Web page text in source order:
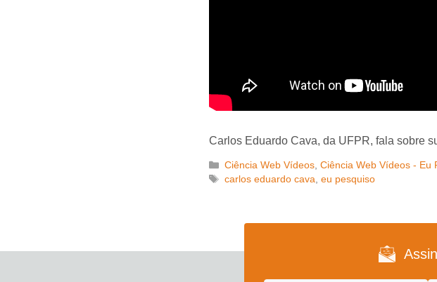
Carlos Eduardo Cava, da UFPR, fala sobre
Categorias
Ciência Web Vídeos, Ciência Web Vídeos - Eu
Tags
carlos eduardo cava, eu pesquiso